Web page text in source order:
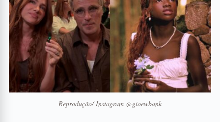
Reprodução/ Instagram @gioewbank